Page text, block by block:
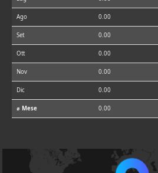
Ago 0.00
Set 0.00
Ott 0.00
Nov 0.00
Dic 0.00
⌀ Mese 0.00